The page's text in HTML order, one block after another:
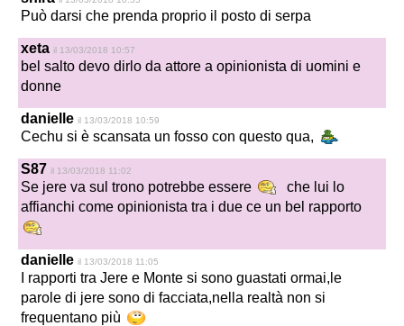
Può darsi che prenda proprio il posto di serpa
xeta il 13/03/2018 10:57
bel salto devo dirlo da attore a opinionista di uomini e
donne
danielle il 13/03/2018 10:59
Cechu si è scansata un fosso con questo qua,
S87 il 13/03/2018 11:02
Se jere va sul trono potrebbe essere
che lui lo
affianchi come opinionista tra i due ce un bel rapporto
danielle il 13/03/2018 11:05
I rapporti tra Jere e Monte si sono guastati ormai,le
parole di jere sono di facciata,nella realtà non si
frequentano più